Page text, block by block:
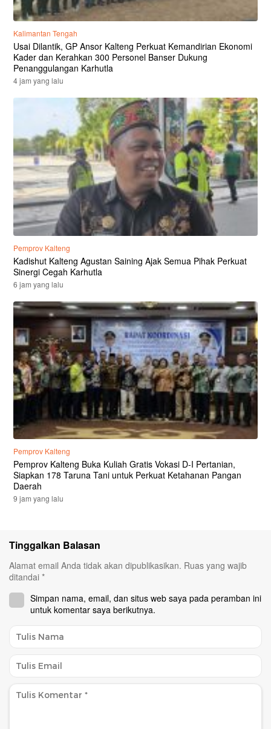
Kalimantan Tengah
Usai Dilantik, GP Ansor Kalteng Perkuat Kemandirian Ekonomi
Kader dan Kerahkan 300 Personel Banser Dukung
Penanggulangan Karhutla
4 jam yang lalu
Pemprov Kalteng
Kadishut Kalteng Agustan Saining Ajak Semua Pihak Perkuat
Sinergi Cegah Karhutla
6 jam yang lalu
Pemprov Kalteng
Pemprov Kalteng Buka Kuliah Gratis Vokasi D-I Pertanian,
Siapkan 178 Taruna Tani untuk Perkuat Ketahanan Pangan
Daerah
9 jam yang lalu
Tinggalkan Balasan
Alamat email Anda tidak akan dipublikasikan. Ruas yang wajib
ditandai *
Simpan nama, email, dan situs web saya pada peramban ini
untuk komentar saya berikutnya.